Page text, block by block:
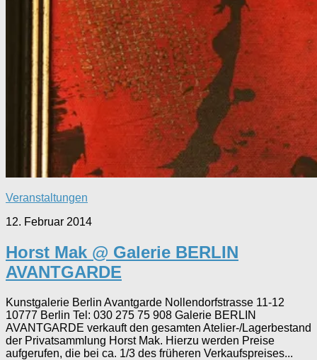
Veranstaltungen
12. Februar 2014
Horst Mak @ Galerie BERLIN
AVANTGARDE
Kunstgalerie Berlin Avantgarde Nollendorfstrasse 11-12
10777 Berlin Tel: 030 275 75 908 Galerie BERLIN
AVANTGARDE verkauft den gesamten Atelier-/Lagerbestand
der Privatsammlung Horst Mak. Hierzu werden Preise
aufgerufen, die bei ca. 1/3 des früheren Verkaufspreises...